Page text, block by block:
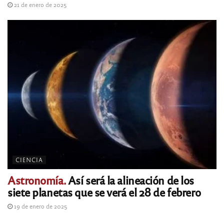
21 de enero de 2025
CIENCIA
Astronomía.Así será la alineación de los
siete planetas que se verá el 28 de febrero
19 de enero de 2025